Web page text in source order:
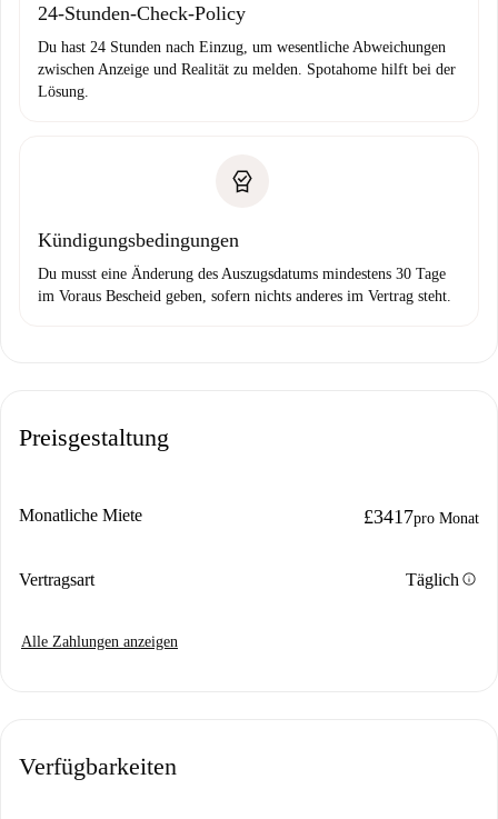
24-Stunden-Check-Policy
Du hast 24 Stunden nach Einzug, um wesentliche Abweichungen
zwischen Anzeige und Realität zu melden. Spotahome hilft bei der
Lösung.
Kündigungsbedingungen
Du musst eine Änderung des Auszugsdatums mindestens 30 Tage
im Voraus Bescheid geben, sofern nichts anderes im Vertrag steht.
Preisgestaltung
Monatliche Miete £3417pro Monat
Vertragsart Täglich info
Alle Zahlungen anzeigen
Verfügbarkeiten